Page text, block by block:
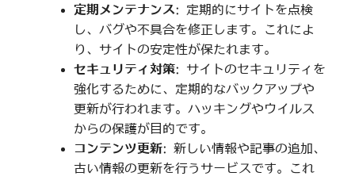
定期メンテナンス: 定期的にサイトを点検
し、バグや不具合を修正します。これによ
り、サイトの安定性が保たれます。
セキュリティ対策: サイトのセキュリティを
強化するために、定期的なバックアップや
更新が行われます。ハッキングやウイルス
からの保護が目的です。
コンテンツ更新: 新しい情報や記事の追加、
古い情報の更新を行うサービスです。これ